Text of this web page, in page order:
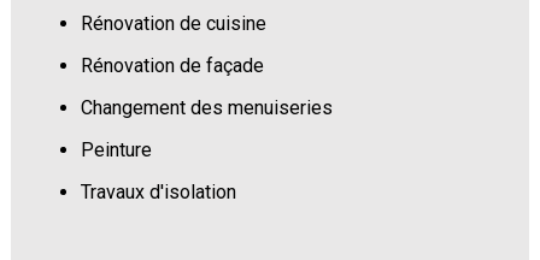
Rénovation de cuisine
Rénovation de façade
Changement des menuiseries
Peinture
Travaux d'isolation